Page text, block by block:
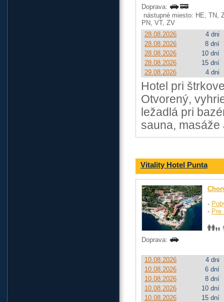
Doprava:
nástupné miesto: HE, TN,
PN, VT, ZV
28.08.2026
4 dni
28.08.2026
8 dní
28.08.2026
10 dní
28.08.2026
15 dní
29.08.2026
4 dni
Hotel pri
Otvorený,
ležadlá pri
sauna, masáže
Vitality Hotel Punta
-
- Pre
Doprava:
10.08.2026
4 dni
10.08.2026
6 dní
10.08.2026
8 dní
10.08.2026
10 dní
10.08.2026
15 dní